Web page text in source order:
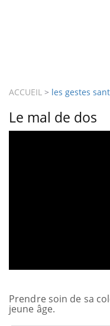
ACCUEIL > les gestes
Le mal de dos
Prendre soin de sa
jeune âge.